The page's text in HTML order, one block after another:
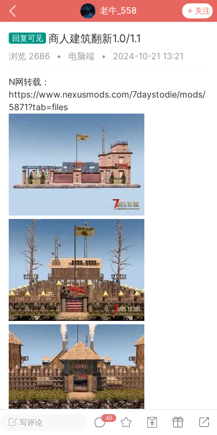
老牛_558 关注
道具 排行榜
联机招募
大人
Lv.8
02-10 15:45
电脑端 其他&工具
禁止发布联机可用的作弊模组，
单机辅助引流私下售卖服务器外挂！
作弊模组的发布规范近期收到一些信息
作弊模组在联机服务器使用,为了维护游
环境，中文网特此发布以下声明，规范
模组的发布行为：1. *...
汉
71 2.2w
大人
Lv.8
写评论
40
商人建筑翻新1.0/1.1
浏览 2686 • 电脑端 • 2024-10-21 13:21
N网转载：
https://www.nexusmods.com/7daystodie/mods/
5871?tab=files